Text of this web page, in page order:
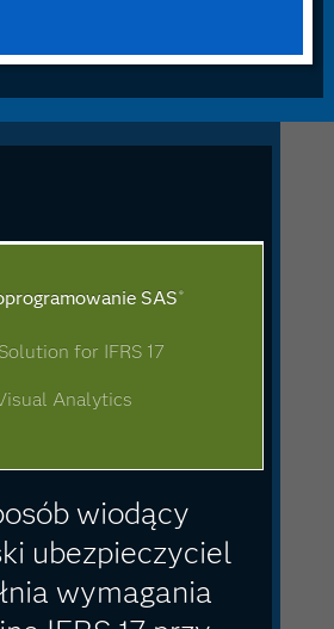
SAS ®
for IFRS 17
Analytics
wiodący
ubezpieczyciel
wymagania